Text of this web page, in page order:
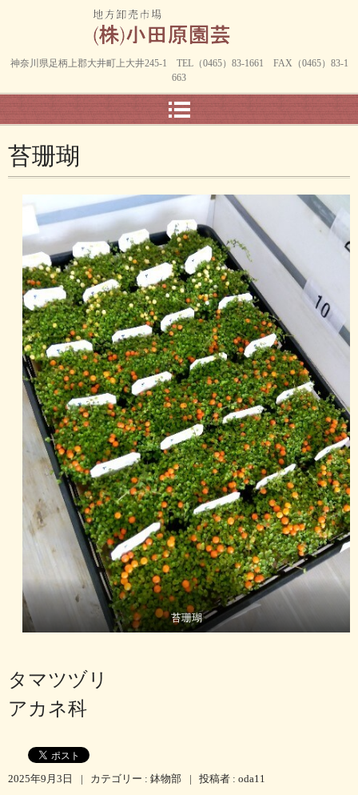
神奈川県足柄上郡大井町上大井245-1 TEL（0465）83-1661 FAX（0465）83-1
663
苔珊瑚
苔珊瑚
タマツヅリ
アカネ科
2025年9月3日 | カテゴリー : 鉢物部 | 投稿者 : oda11